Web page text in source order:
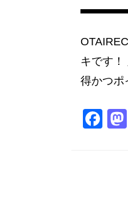
キです！
得かつ
F